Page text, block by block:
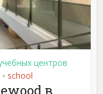
центров
• school
в